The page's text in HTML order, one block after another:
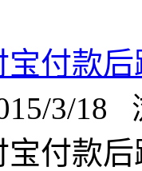
宝付款
3/18
宝付款